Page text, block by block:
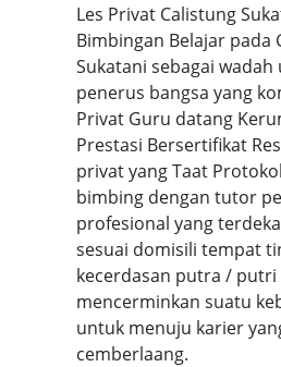
Les Privat Calistung
Bimbingan Belajar pada
Sukatani sebagai
penerus bangsa yang
Privat Guru datang
Prestasi Bersertifikat
privat yang Taat
bimbing dengan tutor
profesional yang
sesuai domisili tempat
kecerdasan putra / putri
mencerminkan suatu
untuk menuju karier
cemberlaang.